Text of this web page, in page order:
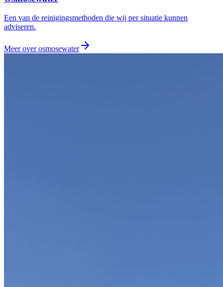
Een van de reinigingsmethoden die wij per situatie kunnen
adviseren.
Meer overosmosewater